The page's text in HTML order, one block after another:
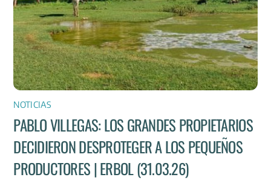
NOTICIAS
PABLO VILLEGAS: LOS GRANDES PROPIETARIOS
DECIDIERON DESPROTEGER A LOS PEQUEÑOS
PRODUCTORES | ERBOL (31.03.26)